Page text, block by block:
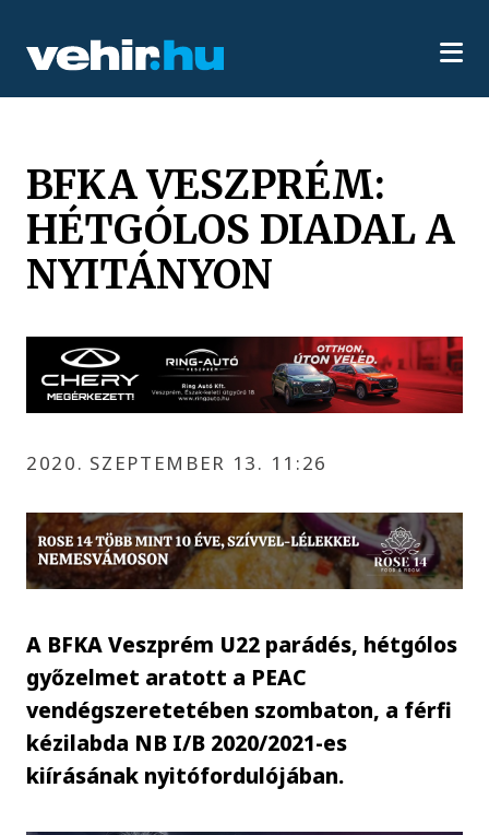
BFKA VESZPRÉM:
HÉTGÓLOS DIADAL A
NYITÁNYON
2020. SZEPTEMBER 13. 11:26
A BFKA Veszprém U22 parádés, hétgólos
győzelmet aratott a PEAC
vendégszeretetében szombaton, a férfi
kézilabda NB I/B 2020/2021-es
kiírásának nyitófordulójában.